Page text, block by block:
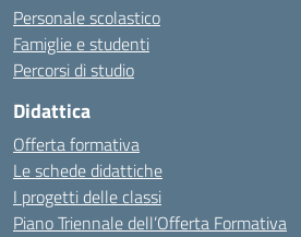
Personale scolastico
Famiglie e studenti
Percorsi di studio
Didattica
Offerta formativa
Le schede didattiche
I progetti delle classi
Piano Triennale dell’Offerta Formativa